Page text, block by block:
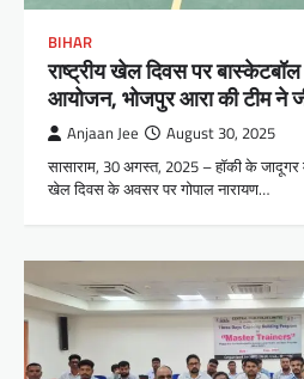
BIHAR
राष्ट्रीय खेल दिवस पर बास्केटबॉल
आयोजन, भोजपुर आरा की टीम ने
Anjaan Jee August 30, 2025
सासाराम, 30 अगस्त, 2025 – हॉकी के जादूगर
खेल दिवस के अवसर पर गोपाल नारायण…